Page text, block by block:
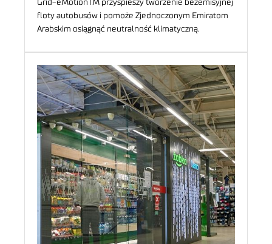
Grid-eMotionTM przyspieszy tworzenie bezemisyjnej
floty autobusów i pomoże Zjednoczonym Emiratom
Arabskim osiągnąć neutralność klimatyczną.